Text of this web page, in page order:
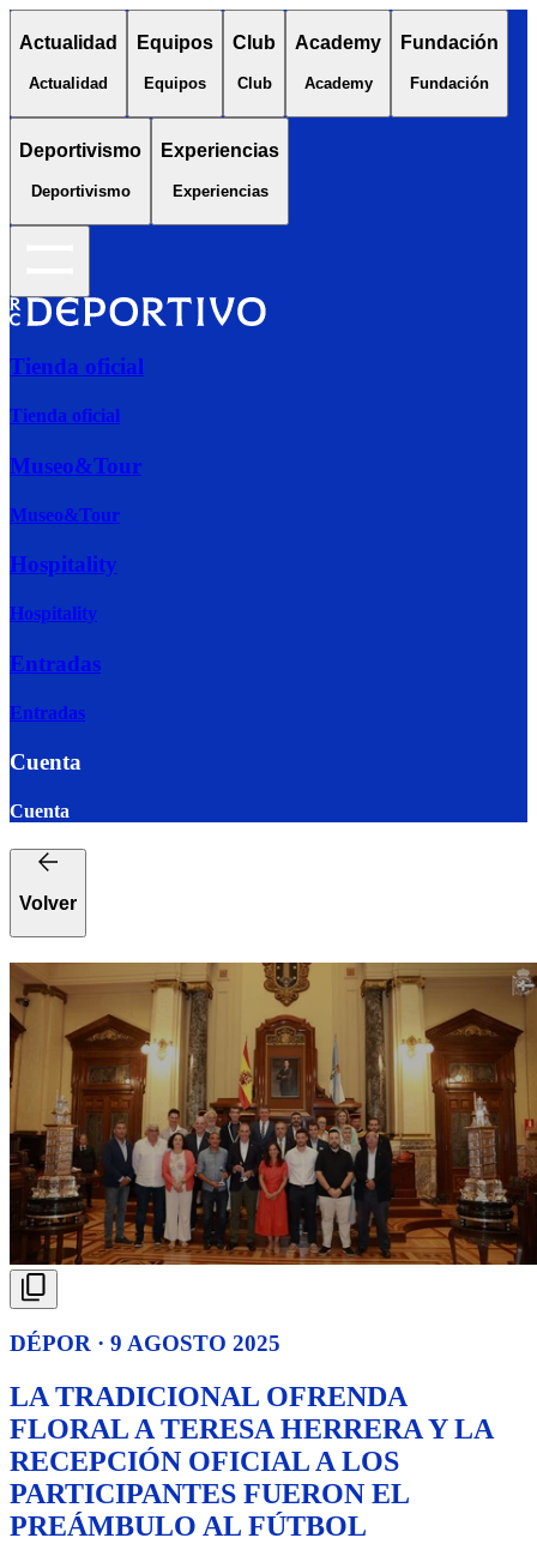
Actualidad
Actualidad
Equipos
Equipos
Club
Club
Academy
Academy
Fundación
Fundación
Deportivismo
Deportivismo
Experiencias
Experiencias
Tienda oficial
Tienda oficial
Museo&Tour
Museo&Tour
Hospitality
Hospitality
Entradas
Entradas
Cuenta
Cuenta
Volver
DÉPOR · 9 AGOSTO 2025
LA TRADICIONAL OFRENDA
FLORAL A TERESA HERRERA Y LA
RECEPCIÓN OFICIAL A LOS
PARTICIPANTES FUERON EL
PREÁMBULO AL FÚTBOL